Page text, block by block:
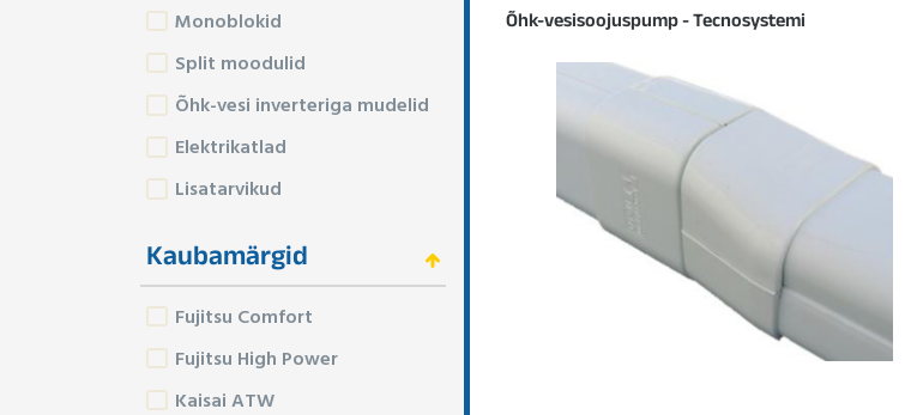
Monoblokid
Split moodulid
Õhk-vesi inverteriga mudelid
Elektrikatlad
Lisatarvikud
Kaubamärgid
Fujitsu Comfort
Fujitsu High Power
Kaisai ATW
Õhk-vesisoojuspump - Tecnosystemi